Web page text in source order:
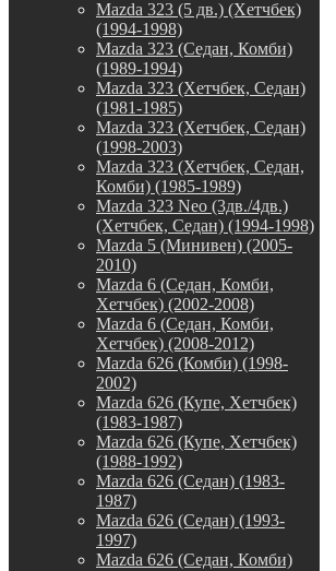
Mazda 323 (5 дв.) (Хетчбек)
(1994-1998)
Mazda 323 (Седан, Комби)
(1989-1994)
Mazda 323 (Хетчбек, Седан)
(1981-1985)
Mazda 323 (Хетчбек, Седан)
(1998-2003)
Mazda 323 (Хетчбек, Седан,
Комби) (1985-1989)
Mazda 323 Neo (3дв./4дв.)
(Хетчбек, Седан) (1994-1998)
Mazda 5 (Минивен) (2005-
2010)
Mazda 6 (Седан, Комби,
Хетчбек) (2002-2008)
Mazda 6 (Седан, Комби,
Хетчбек) (2008-2012)
Mazda 626 (Комби) (1998-
2002)
Mazda 626 (Купе, Хетчбек)
(1983-1987)
Mazda 626 (Купе, Хетчбек)
(1988-1992)
Mazda 626 (Седан) (1983-
1987)
Mazda 626 (Седан) (1993-
1997)
Mazda 626 (Седан, Комби)